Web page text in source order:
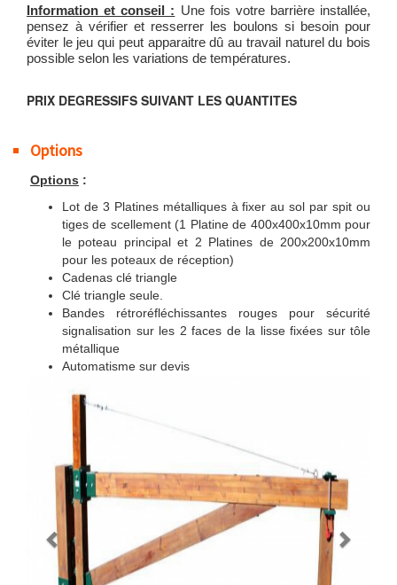
Information et conseil : Une fois votre barrière installée,
pensez à vérifier et resserrer les boulons si besoin pour
éviter le jeu qui peut apparaitre dû au travail naturel du bois
possible selon les variations de températures.
PRIX DEGRESSIFS SUIVANT LES QUANTITES
Options
Options :
Lot de 3 Platines métalliques à fixer au sol par spit ou
tiges de scellement (1 Platine de 400x400x10mm pour
le poteau principal et 2 Platines de 200x200x10mm
pour les poteaux de réception)
Cadenas clé triangle
Clé triangle seule.
Bandes rétroréfléchissantes rouges pour sécurité
signalisation sur les 2 faces de la lisse fixées sur tôle
métallique
Automatisme sur devis
Previous